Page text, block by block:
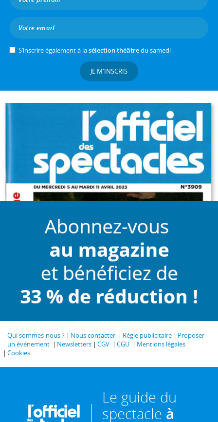
S’inscrire également à lasélection théâtredu samedi
JE M'INSCRIS
Qui sommes-nous ? Nous contacter Régie publicitaire
Proposer
un événement
Newsletters CGV CGU
Mentions légales
Cookies
Le guide du
spectacle à